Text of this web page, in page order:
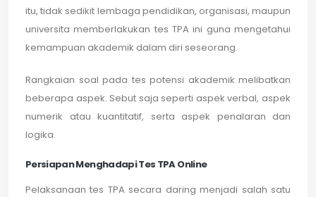
itu, tidak sedikit lembaga pendidikan, organisasi, maupun
universita memberlakukan tes TPA ini guna mengetahui
kemampuan akademik dalam diri seseorang.
Rangkaian soal pada tes potensi akademik melibatkan
beberapa aspek. Sebut saja seperti aspek verbal, aspek
numerik atau kuantitatif, serta aspek penalaran dan
logika.
Persiapan Menghadapi Tes TPA Online
Pelaksanaan tes TPA secara daring menjadi salah satu